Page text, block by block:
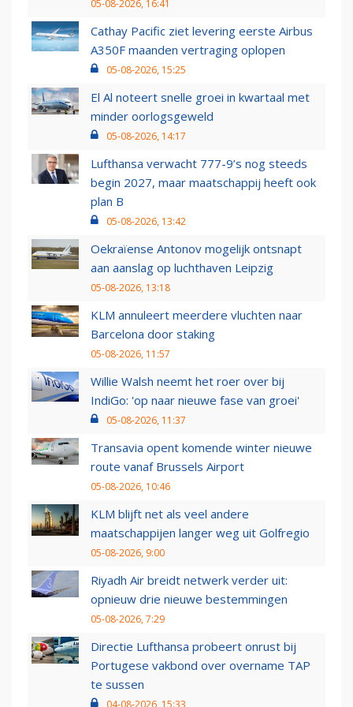
05-08-2026, 16:41
Cathay Pacific ziet levering eerste Airbus
A350F maanden vertraging oplopen
05-08-2026, 15:25
El Al noteert snelle groei in kwartaal met
minder oorlogsgeweld
05-08-2026, 14:17
Lufthansa verwacht 777-9’s nog steeds
begin 2027, maar maatschappij heeft ook
plan B
05-08-2026, 13:42
Oekraïense Antonov mogelijk ontsnapt
aan aanslag op luchthaven Leipzig
05-08-2026, 13:18
KLM annuleert meerdere vluchten naar
Barcelona door staking
05-08-2026, 11:57
Willie Walsh neemt het roer over bij
IndiGo: 'op naar nieuwe fase van groei'
05-08-2026, 11:37
Transavia opent komende winter nieuwe
route vanaf Brussels Airport
05-08-2026, 10:46
KLM blijft net als veel andere
maatschappijen langer weg uit Golfregio
05-08-2026, 9:00
Riyadh Air breidt netwerk verder uit:
opnieuw drie nieuwe bestemmingen
05-08-2026, 7:29
Directie Lufthansa probeert onrust bij
Portugese vakbond over overname TAP
te sussen
04-08-2026, 15:33